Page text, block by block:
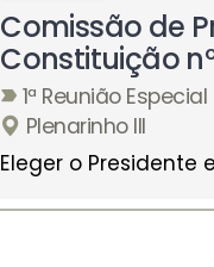
Comissão de
Constituição
1ª Reunião Especial
Plenarinho III
Eleger o Presidente